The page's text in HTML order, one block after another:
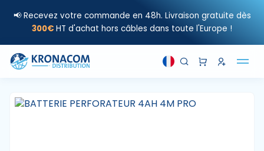
📢 Recevez votre commande en 48h. Livraison gratuite dès
300€ HT d'achat hors câbles dans toute l'Europe !